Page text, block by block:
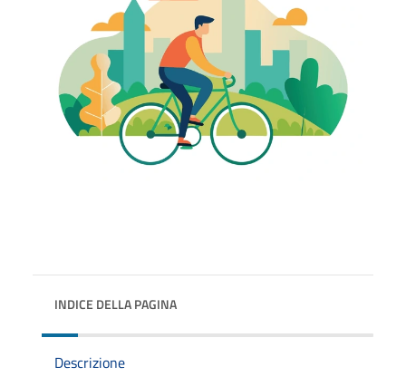
INDICE DELLA PAGINA
Descrizione